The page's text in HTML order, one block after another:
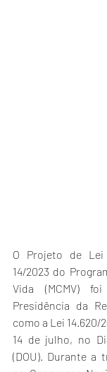
O Projeto de Lei
14/2023 do
Vida (MCMV)
Presidência da
como a Lei 14.620/
14 de julho, no
(DOU). Durante a